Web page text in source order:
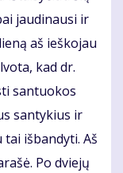
jaudinausi ir
aš ieškojau
kad dr.
santuokos
santykius ir
išbandyti. Aš
Po dviejų